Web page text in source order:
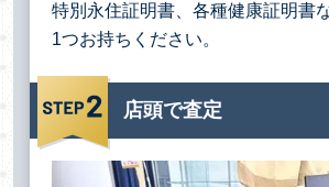
特別永住証明書、各種健康証明書
1つお持ちください。
店頭で査定